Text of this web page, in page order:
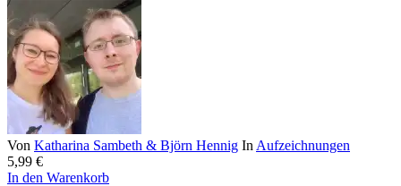
Von Katharina Sambeth & Björn Hennig In Aufzeichnungen
5,99 €
In den Warenkorb